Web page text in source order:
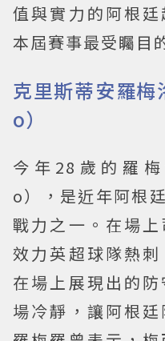
值與實力的阿根
本屆賽事最受矚目
克里斯蒂安羅
o）
今年28歲的羅
o），是近年阿根
戰力之一。在場
效力英超球隊熱
在場上展現出的
場冷靜，讓阿根